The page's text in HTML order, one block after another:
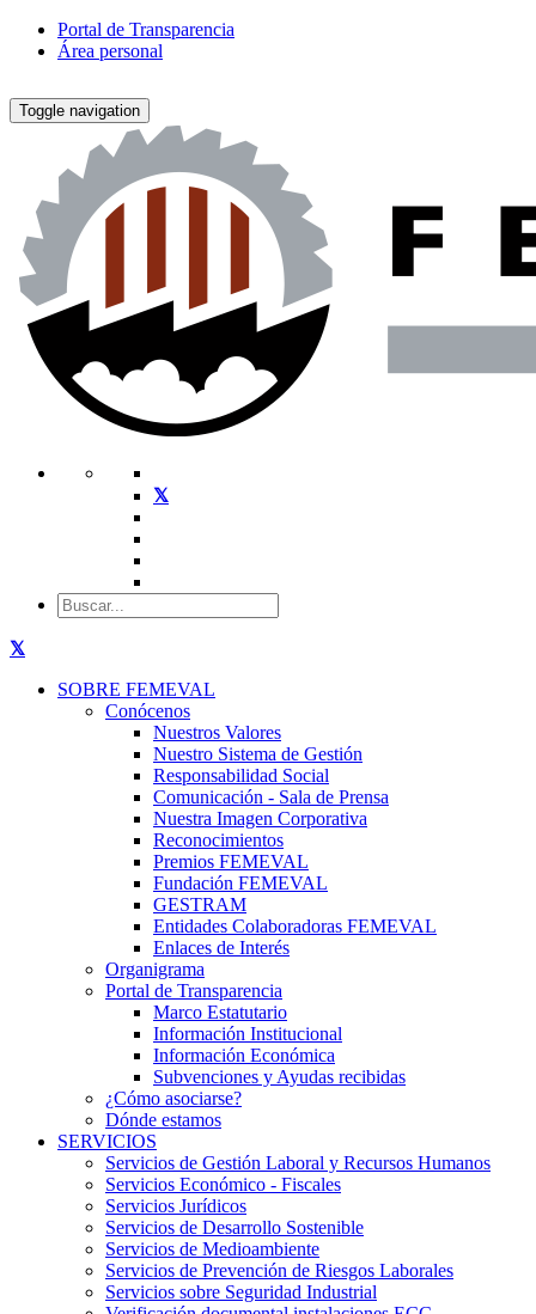
Portal de Transparencia
Área personal
Toggle navigation
SOBRE FEMEVAL
Conócenos
Nuestros Valores
Nuestro Sistema de Gestión
Responsabilidad Social
Comunicación - Sala de Prensa
Nuestra Imagen Corporativa
Reconocimientos
Premios FEMEVAL
Fundación FEMEVAL
GESTRAM
Entidades Colaboradoras FEMEVAL
Enlaces de Interés
Organigrama
Portal de Transparencia
Marco Estatutario
Información Institucional
Información Económica
Subvenciones y Ayudas recibidas
¿Cómo asociarse?
Dónde estamos
SERVICIOS
Servicios de Gestión Laboral y Recursos Humanos
Servicios Económico - Fiscales
Servicios Jurídicos
Servicios de Desarrollo Sostenible
Servicios de Medioambiente
Servicios de Prevención de Riesgos Laborales
Servicios sobre Seguridad Industrial